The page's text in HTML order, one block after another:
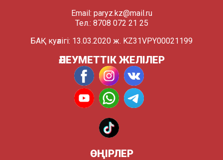
Email: paryz.kz@mail.ru
Тел.: 8708 072 21 25
БАҚ куәлігі: 13.03.2020 ж. KZ31VPY00021199
ӘЛЕУМЕТТІК ЖЕЛІЛЕР
ӨҢІРЛЕР